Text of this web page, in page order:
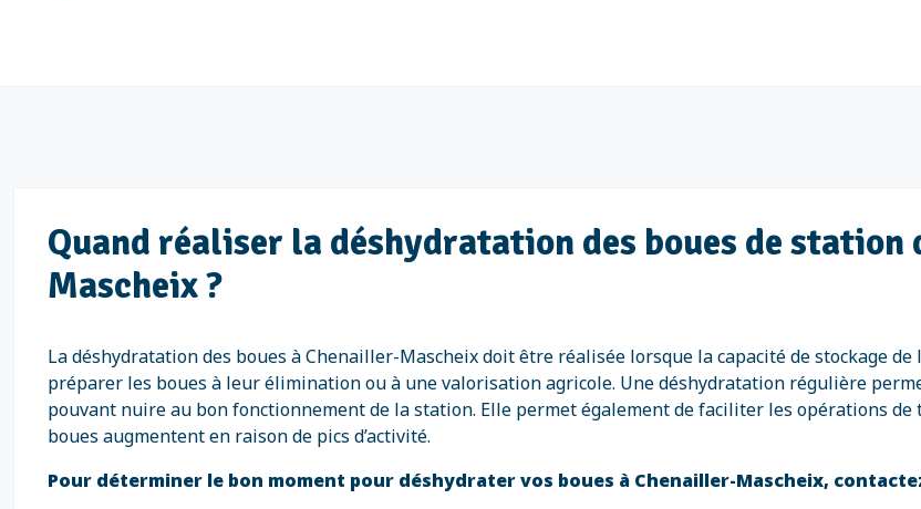
Quand réaliser la déshydratation des boues de station
Mascheix ?
La déshydratation des boues à Chenailler-Mascheix doit être réalisée lorsque la capacité de stockage
préparer les boues à leur élimination ou à une valorisation agricole. Une déshydratation régulière
pouvant nuire au bon fonctionnement de la station. Elle permet également de faciliter les opérations
boues augmentent en raison de pics d’activité.
Pour déterminer le bon moment pour déshydrater vos boues à Chenailler-Mascheix,